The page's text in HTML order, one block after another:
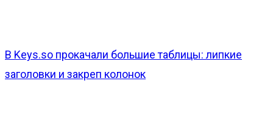
В Keys.so прокачали большие таблицы: липкие
заголовки и закреп колонок